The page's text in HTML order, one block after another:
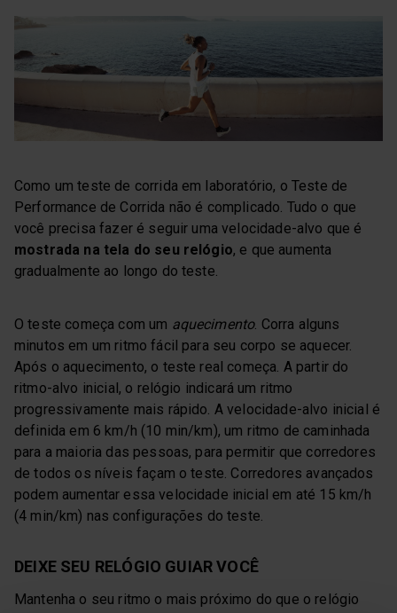
Como um teste de corrida em laboratório, o Teste de
Performance de Corrida não é complicado. Tudo o que
você precisa fazer é seguir uma velocidade-alvo que é
mostrada na tela do seu relógio, e que aumenta
gradualmente ao longo do teste.
O teste começa com um aquecimento. Corra alguns
minutos em um ritmo fácil para seu corpo se aquecer.
Após o aquecimento, o teste real começa. A partir do
ritmo-alvo inicial, o relógio indicará um ritmo
progressivamente mais rápido. A velocidade-alvo inicial é
definida em 6 km/h (10 min/km), um ritmo de caminhada
para a maioria das pessoas, para permitir que corredores
de todos os níveis façam o teste. Corredores avançados
podem aumentar essa velocidade inicial em até 15 km/h
(4 min/km) nas configurações do teste.
DEIXE SEU RELÓGIO GUIAR VOCÊ
Mantenha o seu ritmo o mais próximo do que o relógio